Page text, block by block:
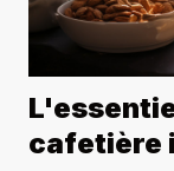
cafetière